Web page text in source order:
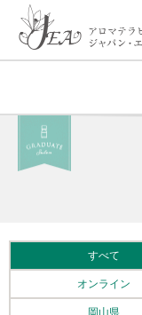
すべて
オンライン
岡山県